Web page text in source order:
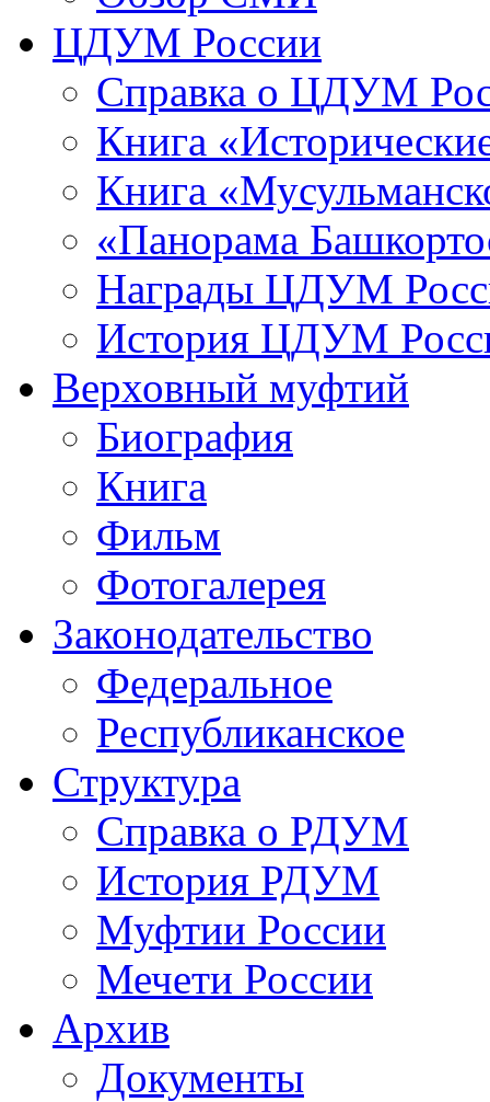
ЦДУМ России
Справка о ЦДУМ
Книга
Книга
«Панорама
Награды ЦДУМ
История ЦДУМ
Верховный муфтий
Биография
Книга
Фильм
Фотогалерея
Законодательство
Федеральное
Республиканское
Структура
Справка о РДУМ
История РДУМ
Муфтии России
Мечети России
Архив
Документы